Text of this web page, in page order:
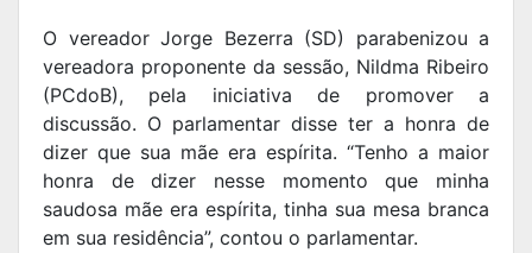
O vereador Jorge Bezerra (SD) parabenizou a
vereadora proponente da sessão, Nildma Ribeiro
(PCdoB), pela iniciativa de promover a
discussão. O parlamentar disse ter a honra de
dizer que sua mãe era espírita. “Tenho a maior
honra de dizer nesse momento que minha
saudosa mãe era espírita, tinha sua mesa branca
em sua residência”, contou o parlamentar.